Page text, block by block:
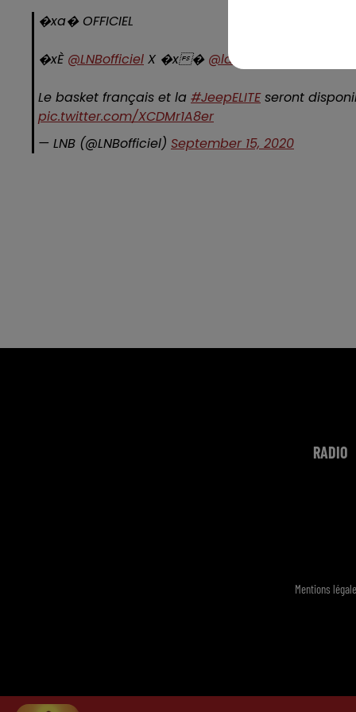
�xa� OFFICIEL
�xÈ @LNBofficiel X �x� @lachainelequipe
Le basket français et la #JeepELITEseront
pic.twitter.com/XCDMr1A8er
— LNB (@LNBofficiel) September 15, 2020
RADIO
Mentions